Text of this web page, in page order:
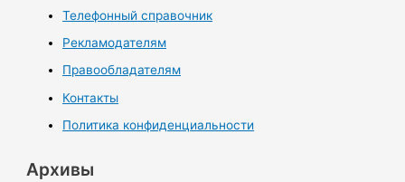
Телефонный справочник
Рекламодателям
Правообладателям
Контакты
Политика конфиденциальности
Архивы